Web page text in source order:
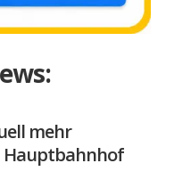
mehr
Hauptbahnhof